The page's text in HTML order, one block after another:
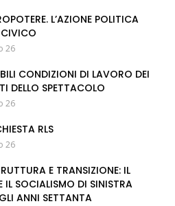
L’AZIONE POLITICA
CIVICO
26
CONDIZIONI DI LAVORO DEI
DELLO SPETTACOLO
26
RLS
26
E TRANSIZIONE: IL
IL SOCIALISMO DI SINISTRA
ANNI SETTANTA